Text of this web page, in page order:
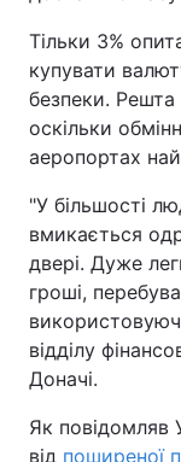
Тільки 3%
купувати
безпеки.
оскільки
аеропортах
"У більшості
вмикається
двері. Дуже
гроші,
відділу
Доначі.
Як повідомляв
від поширеної